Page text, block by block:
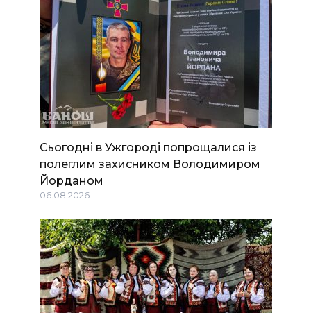
Сьогодні в Ужгороді попрощалися із
полеглим захисником Володимиром
Йорданом
06.08.2026